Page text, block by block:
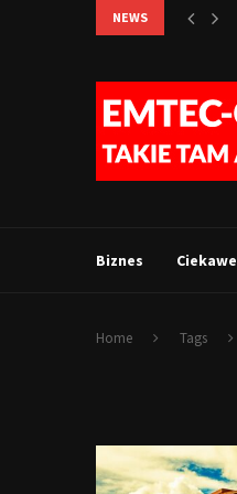
NEWS
Biznes Ciekawe
Home Tags